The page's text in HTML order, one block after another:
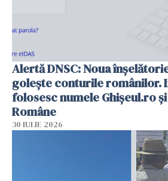
Alertă DNSC: Noua
golește conturile românilor.
folosesc numele Ghișeul.ro
Române
30 IULIE 2026